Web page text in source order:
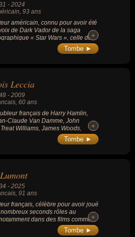
- 2024
, 93 ans
américain, connu pour avoir été
de Dark Vador de la saga
« Star Wars », celle de
« Le Roi Lion » (1994, dessin
son rôle de Thulsa Doom dans «
+
+
Tombe ►
Leccia
- 2009
, 60 ans
français de Harry Hamlin,
Claude Van Damme, John
Williams, James Woods,
Michael Keaton, Val Kilmer,
84), Johan (Johan et
+
+
Tombe ►
- 2025
, 91 ans
français, célèbre pour avoir joué
seconds rôles au
dans des films comme
à New York", "Le Clan des
et six films de Jean-Pierre Mocky
+
+
Tombe ►